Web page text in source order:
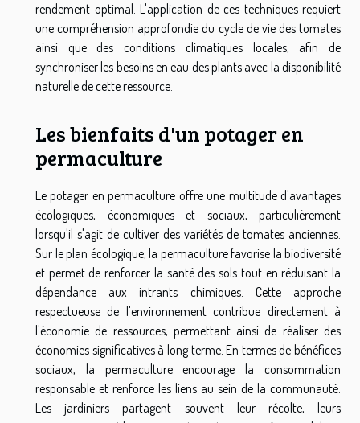
rendement optimal. L'application de ces techniques requiert
une compréhension approfondie du cycle de vie des tomates
ainsi que des conditions climatiques locales, afin de
synchroniser les besoins en eau des plants avec la disponibilité
naturelle de cette ressource.
Les bienfaits d'un potager en
permaculture
Le potager en permaculture offre une multitude d'avantages
écologiques, économiques et sociaux, particulièrement
lorsqu'il s'agit de cultiver des variétés de tomates anciennes.
Sur le plan écologique, la permaculture favorise la biodiversité
et permet de renforcer la santé des sols tout en réduisant la
dépendance aux intrants chimiques. Cette approche
respectueuse de l'environnement contribue directement à
l'économie de ressources, permettant ainsi de réaliser des
économies significatives à long terme. En termes de bénéfices
sociaux, la permaculture encourage la consommation
responsable et renforce les liens au sein de la communauté.
Les jardiniers partagent souvent leur récolte, leurs